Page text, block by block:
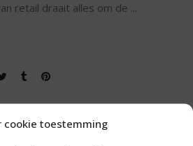
cookie toestemming
retail draait alles om de